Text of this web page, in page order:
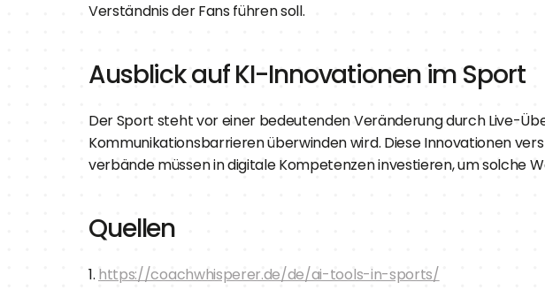
Verständnis der Fans führen soll.
Ausblick auf KI-Innovationen im Sport
Der Sport steht vor einer bedeutenden Veränderung durch Live-
Kommunikationsbarrieren überwinden wird. Diese Innovationen
verbände müssen in digitale Kompetenzen investieren, um solche
Quellen
1. https://coachwhisperer.de/de/ai-tools-in-sports/